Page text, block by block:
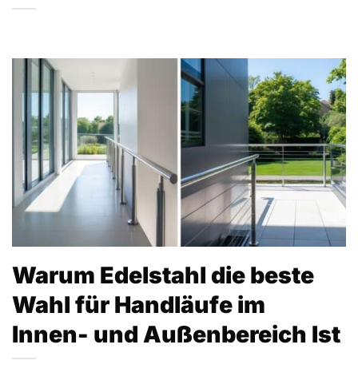
Warum Edelstahl die beste
Wahl für Handläufe im
Innen- und Außenbereich Ist